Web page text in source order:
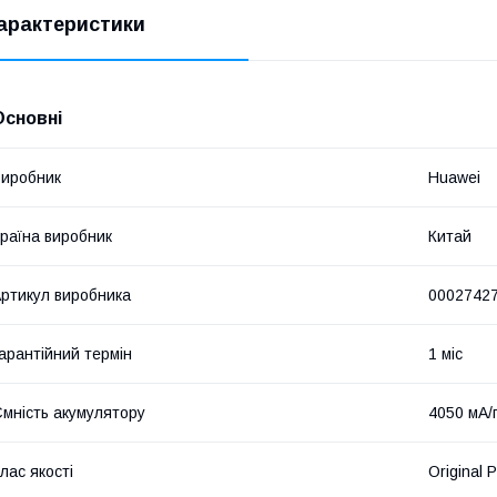
Huawei
виробник Китай
виробника 00027427
термін 1 міс
акумулятору 4050 мА/
якості Original